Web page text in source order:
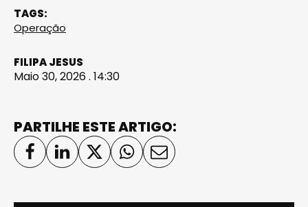
TAGS:
Operação
FILIPA JESUS
Maio 30, 2026 . 14:30
PARTILHE ESTE ARTIGO: